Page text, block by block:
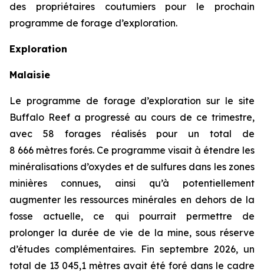
des propriétaires coutumiers pour le prochain
programme de forage d’exploration.
Exploration
Malaisie
Le programme de forage d’exploration sur le site
Buffalo Reef a progressé au cours de ce trimestre,
avec 58 forages réalisés pour un total de
8 666 mètres forés. Ce programme visait à étendre les
minéralisations d’oxydes et de sulfures dans les zones
minières connues, ainsi qu’à potentiellement
augmenter les ressources minérales en dehors de la
fosse actuelle, ce qui pourrait permettre de
prolonger la durée de vie de la mine, sous réserve
d’études complémentaires. Fin septembre 2026, un
total de 13 045,1 mètres avait été foré dans le cadre